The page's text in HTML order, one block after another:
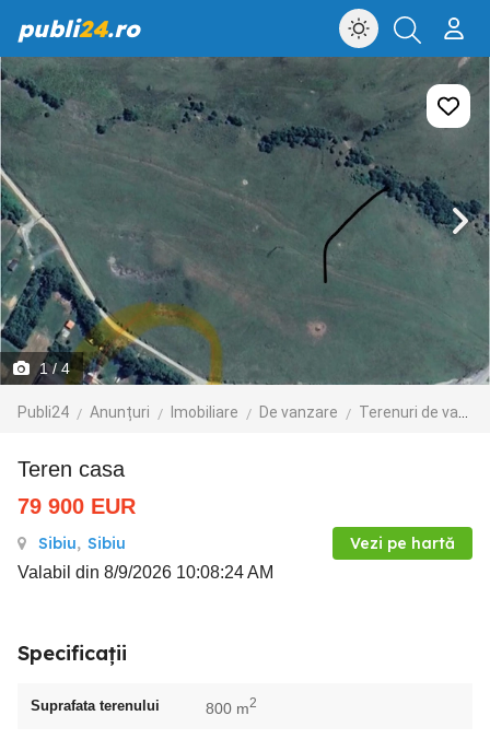
publi24.ro
1/ 4
Publi24 Anunțuri Imobiliare De vanzare Terenuri de vanzare
teren casa
79 900 EUR
Sibiu, Sibiu Vezi pe hartă
Valabil din 8/9/2026 10:08:24 AM
Specificații
Suprafata terenului 800 m2